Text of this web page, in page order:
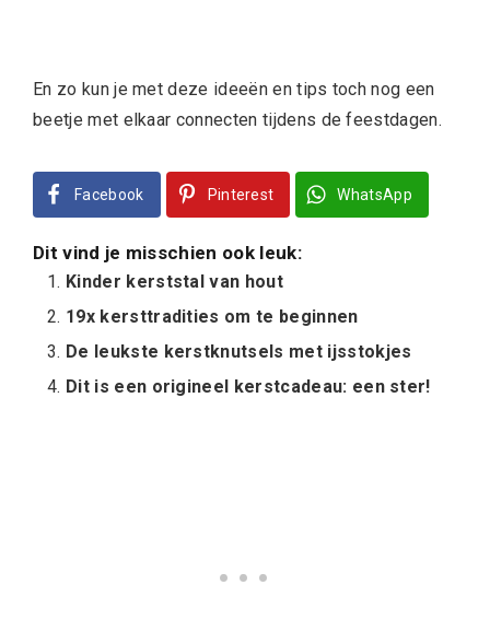
En zo kun je met deze ideeën en tips toch nog een
beetje met elkaar connecten tijdens de feestdagen.
Facebook Pinterest WhatsApp
Dit vind je misschien ook leuk:
Kinder kerststal van hout
19x kersttradities om te beginnen
De leukste kerstknutsels met ijsstokjes
Dit is een origineel kerstcadeau: een ster!